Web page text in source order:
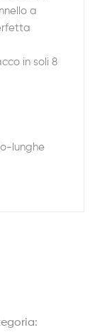
a
in soli 8
lunghe